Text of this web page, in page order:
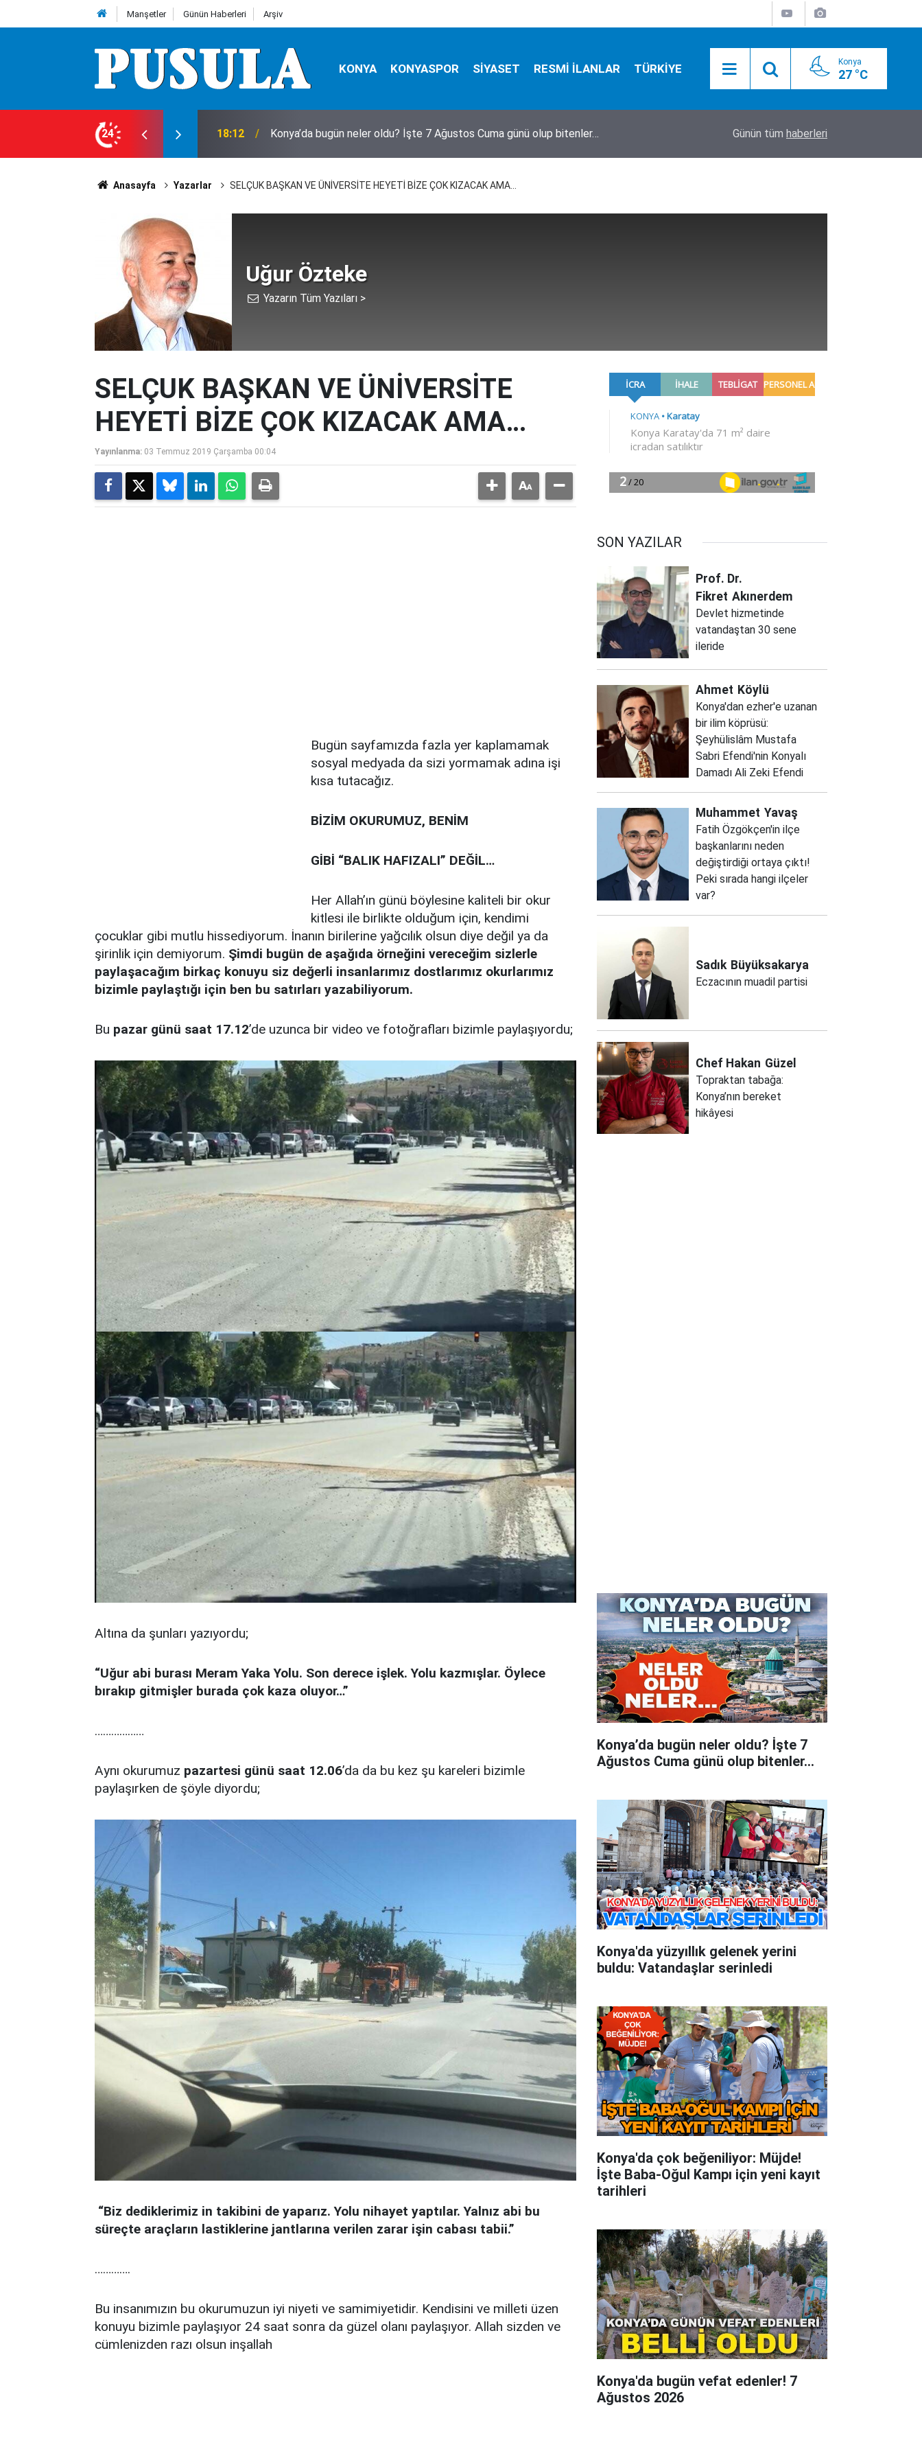
Manşetler Günün Haberleri Arşiv
KONYA KONYASPOR SİYASET RESMİ İLANLAR TÜRKİYE Konya
27 °C
24
Ağustos Cuma günü olup bitenler… 18:10 Herkes bezgin! Yıkılmadı, fuhuş oteli oldu Tarım ekipleri Beyşehir'de sahaya indi:
Günün tüm haberleri
Anasayfa Yazarlar SELÇUK BAŞKAN VE ÜNİVERSİTE HEYETİ BİZE ÇOK KIZACAK AMA…
Uğur Özteke
Yazarın Tüm Yazıları >
SELÇUK BAŞKAN VE ÜNİVERSİTE
HEYETİ BİZE ÇOK KIZACAK AMA…
Yayınlanma: 03 Temmuz 2019 Çarşamba 00:04
Bugün sayfamızda fazla yer kaplamamak
sosyal medyada da sizi yormamak adına işi
kısa tutacağız.
BİZİM OKURUMUZ, BENİM
GİBİ “BALIK HAFIZALI” DEĞİL…
Her Allah’ın günü böylesine kaliteli bir okur
kitlesi ile birlikte olduğum için, kendimi
çocuklar gibi mutlu hissediyorum. İnanın birilerine yağcılık olsun diye değil ya da
şirinlik için demiyorum. Şimdi bugün de aşağıda örneğini vereceğim sizlerle
paylaşacağım birkaç konuyu siz değerli insanlarımız dostlarımız okurlarımız
bizimle paylaştığı için ben bu satırları yazabiliyorum.
Bu pazar günü saat 17.12’de uzunca bir video ve fotoğrafları bizimle paylaşıyordu;
Altına da şunları yazıyordu;
“Uğur abi burası Meram Yaka Yolu. Son derece işlek. Yolu kazmışlar. Öylece
bırakıp gitmişler burada çok kaza oluyor…”
………………
Aynı okurumuz pazartesi günü saat 12.06’da da bu kez şu kareleri bizimle
paylaşırken de şöyle diyordu;
“Biz dediklerimiz in takibini de yaparız. Yolu nihayet yaptılar. Yalnız abi bu
süreçte araçların lastiklerine jantlarına verilen zarar işin cabası tabii.”
………….
Bu insanımızın bu okurumuzun iyi niyeti ve samimiyetidir. Kendisini ve milleti üzen
konuyu bizimle paylaşıyor 24 saat sonra da güzel olanı paylaşıyor. Allah sizden ve
cümlenizden razı olsun inşallah
SON YAZILAR
Prof. Dr.
Fikret Akınerdem
Devlet hizmetinde
vatandaştan 30 sene
ileride
Ahmet Köylü
Konya'dan ezher'e uzanan
bir ilim köprüsü:
Şeyhülislâm Mustafa
Sabri Efendi'nin Konyalı
Damadı Ali Zeki Efendi
Muhammet Yavaş
Fatih Özgökçen'in ilçe
başkanlarını neden
değiştirdiği ortaya çıktı!
Peki sırada hangi ilçeler
var?
Sadık Büyüksakarya
Eczacının muadil partisi
Chef Hakan Güzel
Topraktan tabağa:
Konya’nın bereket
hikâyesi
Konya’da bugün neler oldu? İşte 7
Ağustos Cuma günü olup bitenler…
Konya'da yüzyıllık gelenek yerini
buldu: Vatandaşlar serinledi
Konya'da çok beğeniliyor: Müjde!
İşte Baba-Oğul Kampı için yeni kayıt
tarihleri
Konya'da bugün vefat edenler! 7
Ağustos 2026